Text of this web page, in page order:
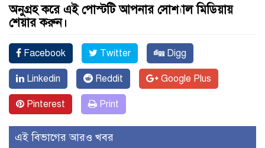
অনুগ্রহ করে এই পোস্টটি আপনার সোশ্যাল মিডিয়ায়
শেয়ার করুন।
Facebook Twitter Digg
Linkedin Reddit Google Plus
Pinterest Print
এই বিভাগের আরও খবর